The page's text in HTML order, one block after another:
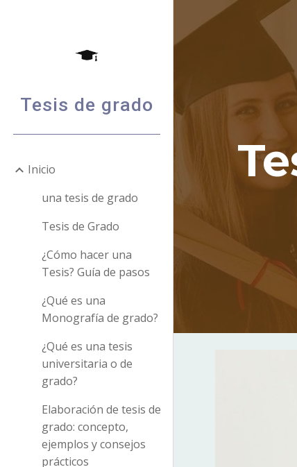
Tesis de grado
Inicio
una tesis de grado
Tesis de Grado
¿Cómo hacer una
Tesis? Guía de pasos
¿Qué es una
Monografía de grado?
¿Qué es una tesis
universitaria o de
grado?
Elaboración de tesis de
grado: concepto,
ejemplos y consejos
prácticos